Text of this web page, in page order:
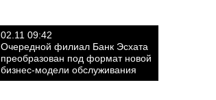
02.11 09:42
Очередной филиал Банк Эсхата
преобразован под формат новой
бизнес-модели обслуживания